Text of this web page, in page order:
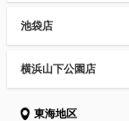
池袋店
横浜山下公園店
東海地区